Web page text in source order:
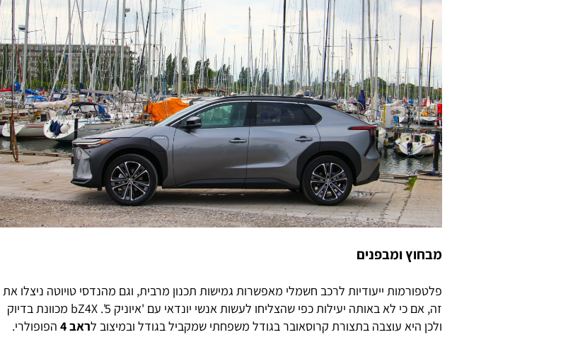
מבחוץ ומבפנים
פלטפורמות ייעודיות לרכב חשמלי מאפשרות גמישות תכנון מרבית, וגם מהנדסי טויוטה ניצלו את
זה, אם כי לא באותה יעילות כפי שהצליחו לעשות אנשי יונדאי עם 'איוניק 5'. bZ4X מכוונת בדיוק
ולכן היא עוצבה בתצורת קרוסאובר בגודל משפחתי שמקביל בגודל ובמיצוב לראב 4 הפופולרי.